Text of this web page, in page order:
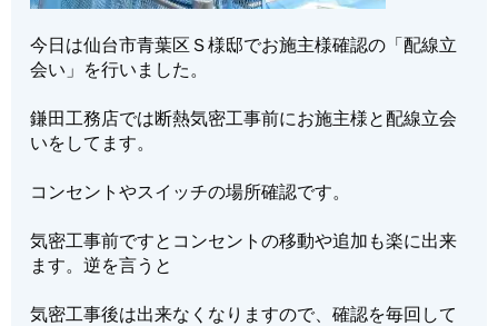
今日は仙台市青葉区Ｓ様邸でお施主様確認の「配線立
会い」を行いました。
鎌田工務店では断熱気密工事前にお施主様と配線立会
いをしてます。
コンセントやスイッチの場所確認です。
気密工事前ですとコンセントの移動や追加も楽に出来
ます。逆を言うと
気密工事後は出来なくなりますので、確認を毎回して